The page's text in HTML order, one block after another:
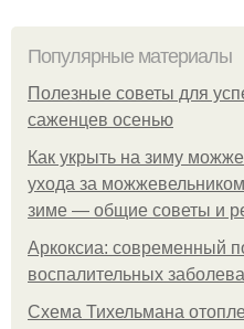
Популярные материалы
Полезные советы для
саженцев осенью
Как укрыть на зиму
ухода за
зиме — общие советы и
Аркоксиа: современный
воспалительных
Схема Тихельмана